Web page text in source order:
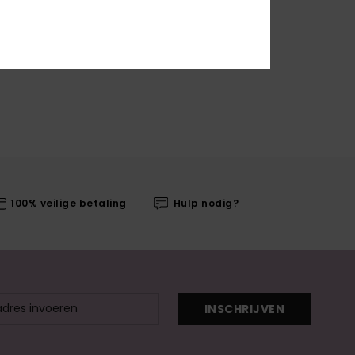
100% veilige betaling Hulp nodig?
INSCHRIJVEN